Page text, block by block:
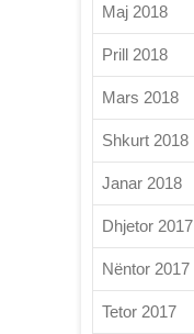
Maj 2018
Prill 2018
Mars 2018
Shkurt 2018
Janar 2018
Dhjetor 2017
Nëntor 2017
Tetor 2017